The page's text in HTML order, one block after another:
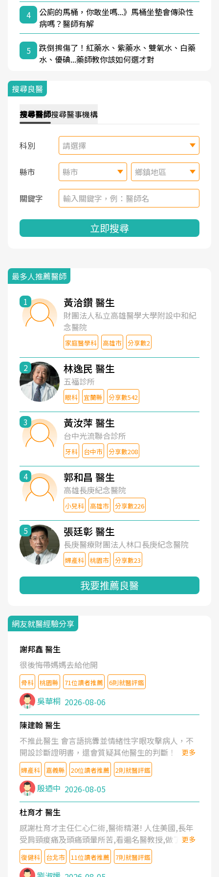
4
公廁的馬桶，你敢坐嗎...》馬桶坐墊會傳染性
病嗎？醫師有解
5
跌倒擦傷了！紅藥水、紫藥水、雙氧水、白藥
水、優碘...藥師教你該如何選才對
搜尋良醫
搜尋醫師搜尋醫事機構
科別 請選擇
縣市 縣市 鄉鎮地區
關鍵字
立即搜尋
最多人推薦醫師
1 黃洽鑽 醫生
財團法人私立高雄醫學大學附設中和紀
念醫院
家庭醫學科 高雄市 分享數2
2 林逸民 醫生
五福診所
眼科 宜蘭縣 分享數542
3 黃汝萍 醫生
台中光流聯合診所
牙科 台中市 分享數208
4 郭和昌 醫生
高雄長庚紀念醫院
小兒科 高雄市 分享數226
5 張廷彰 醫生
長庚醫療財團法人林口長庚紀念醫院
婦產科 桃園市 分享數23
我要推薦良醫
網友就醫經驗分享
謝邦鑫 醫生
很後悔帶媽媽去給他開
骨科 桃園縣 71位讀者推薦 6則就醫評鑑
吳華桐 2026-08-06
陳建翰 醫生
不推此醫生 會言語挑釁並情緒性字眼攻擊病人，不
開設診斷證明書，還會質疑其他醫生的判斷！
更多
婦產科 嘉義縣 20位讀者推薦 2則就醫評鑑
殷迺中 2026-08-05
杜育才 醫生
感謝杜育才主任仁心仁術,醫術精湛! 人住美國,長年
受肩頸痠痛及頭痛頭暈所苦,看遍名醫教授,做了各種
檢查,也嘗試過西醫打針,中醫針灸及物理徒手治療都
沒有用,後來連吃到嗎啡類止痛藥都效果有限,只是壓
更多
復健科 台北市 11位讀者推薦 7則就醫評鑑